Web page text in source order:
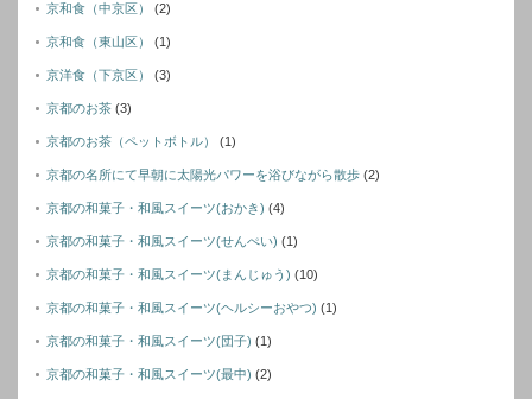
京和食（中京区） (2)
京和食（東山区） (1)
京洋食（下京区） (3)
京都のお茶 (3)
京都のお茶（ペットボトル） (1)
京都の名所にて早朝に太陽光パワーを浴びながら散歩 (2)
京都の和菓子・和風スイーツ(おかき) (4)
京都の和菓子・和風スイーツ(せんぺい) (1)
京都の和菓子・和風スイーツ(まんじゅう) (10)
京都の和菓子・和風スイーツ(ヘルシーおやつ) (1)
京都の和菓子・和風スイーツ(団子) (1)
京都の和菓子・和風スイーツ(最中) (2)